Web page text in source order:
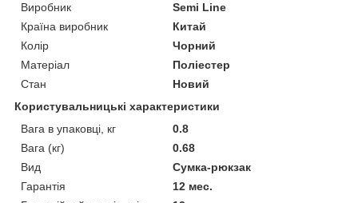
Виробник
Semi Line
Країна виробник
Китай
Колір
Чорний
Матеріал
Поліестер
Стан
Новий
Користувальницькі характеристики
Вага в упаковці, кг
0.8
Вага (кг)
0.68
Вид
Сумка-рюкзак
Гарантія
12 мес.